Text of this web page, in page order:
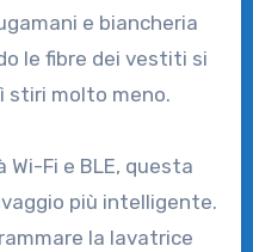
e biancheria
le fibre dei vestiti si
stiri molto meno.
Fi e BLE, questa
più intelligente.
la lavatrice